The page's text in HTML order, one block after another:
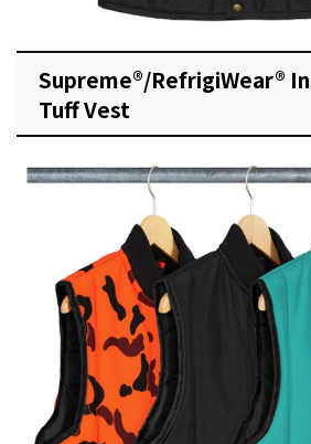
Supreme®/RefrigiWear®
Tuff Vest